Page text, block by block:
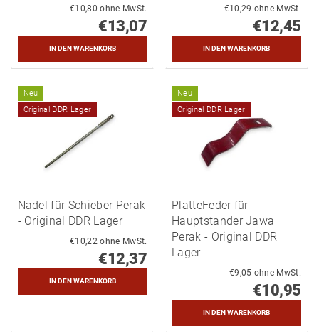
€10,80 ohne MwSt.
€13,07
€10,29 ohne MwSt.
€12,45
Neu
Original DDR Lager
Nadel für Schieber Perak
- Original DDR Lager
€10,22 ohne MwSt.
€12,37
Neu
Original DDR Lager
PlatteFeder für
Hauptstander Jawa
Perak - Original DDR
Lager
€9,05 ohne MwSt.
€10,95